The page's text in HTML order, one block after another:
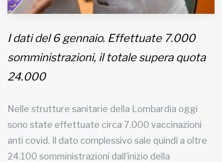
Imbonati, 89 20159 Milano (Italia)
Informativa sulla privacy
I dati del 6 gennaio. Effettuate 7.000
somministrazioni, il totale supera quota
24.000
Nelle strutture sanitarie della Lombardia oggi
sono state effettuate circa 7.000 vaccinazioni
anti covid. Il dato complessivo sale quindi a oltre
24.100 somministrazioni dall’inizio della